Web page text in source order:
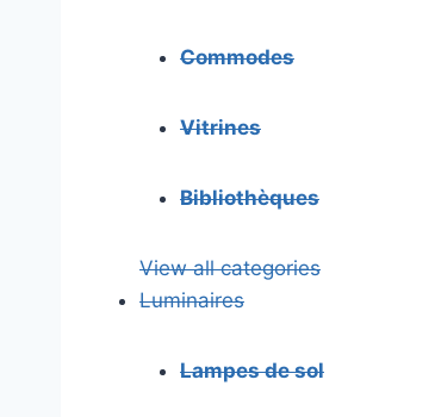
Commodes
Vitrines
Bibliothèques
View all categories
Luminaires
Lampes de sol